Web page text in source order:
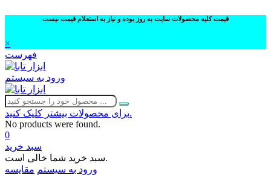
قیمت کلیه محصولات سایت به روز بوده و نیاز به استعلام قیمت نیست
×
فهرست
ورود به سیستم
برای محصولات بیشتر کلیک کنید.
No products were found.
0
سبد خرید
سبد خرید شما خالی است.
ورود به سیستم مقایسه